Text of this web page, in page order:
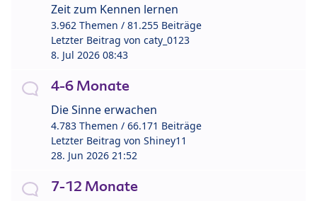
Zeit zum Kennen lernen
3.962 Themen / 81.255 Beiträge
Letzter Beitrag von caty_0123
8. Jul 2026 08:43
4-6 Monate
Die Sinne erwachen
4.783 Themen / 66.171 Beiträge
Letzter Beitrag von Shiney11
28. Jun 2026 21:52
7-12 Monate